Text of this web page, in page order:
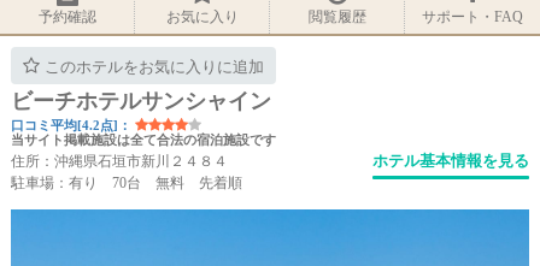
予約確認 お気に入り 閲覧履歴 サポート・FAQ
このホテルをお気に入りに追加
ビーチホテルサンシャイン
口コミ平均[4.2点]：
当サイト掲載施設は全て合法の宿泊施設です
住所：沖縄県石垣市新川２４８４
駐車場：有り 70台 無料 先着順
ホテル基本情報を見る